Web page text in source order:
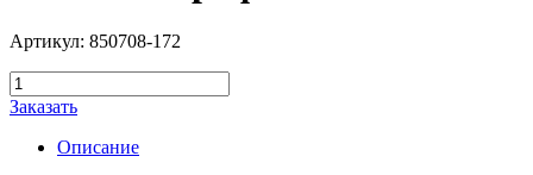
Артикул: 850708-172
Заказать
Описание